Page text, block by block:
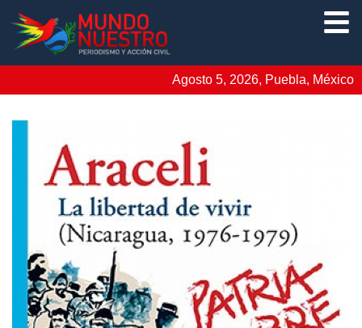
Agosto 5, 2026, Puebla, México